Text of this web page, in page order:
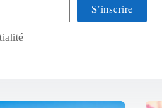
S’inscrire